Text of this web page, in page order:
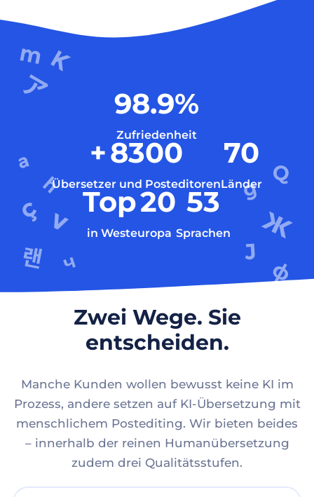
98.9%
Zufriedenheit
+8300
Übersetzer und Posteditoren
70
Länder
Top20
in Westeuropa
53
Sprachen
Zwei Wege. Sie
entscheiden.
Manche Kunden wollen bewusst keine KI im
Prozess, andere setzen auf KI-Übersetzung mit
menschlichem Postediting. Wir bieten beides
– innerhalb der reinen Humanübersetzung
zudem drei Qualitätsstufen.